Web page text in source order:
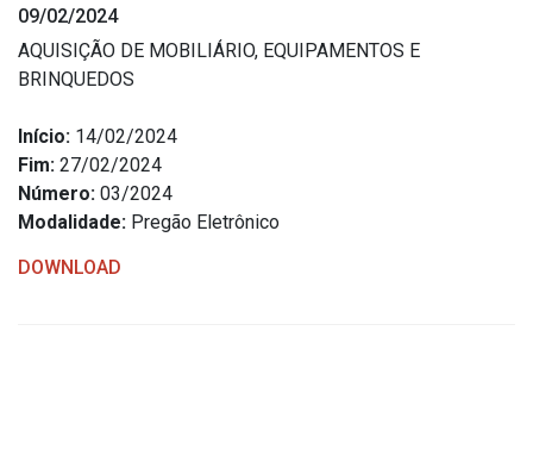
Estrutura Organizacional
Secretarias
Administração
Agricultura e Meio Ambiente
Assistência Social
09/02/2024
AQUISIÇÃO DE MOBILIÁRIO, EQUIPAMENTOS E
BRINQUEDOS
Início: 14/02/2024
Fim: 27/02/2024
Número: 03/2024
Modalidade: Pregão Eletrônico
DOWNLOAD